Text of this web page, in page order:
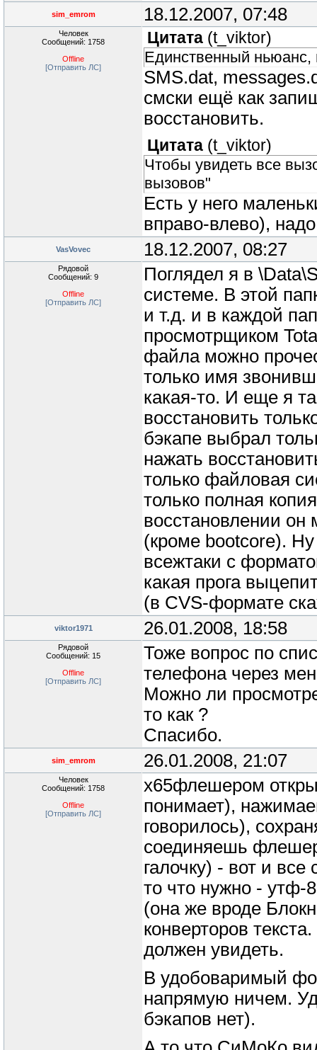
sim_emrom 18.12.2007, 07:48
Человек
Сообщений: 1758
Offline
[Отправить ЛС]
Цитата (t_viktor)
Единственный ньюанс,
SMS.dat,
смски ещё как
восстановить.
Цитата (t_viktor)
Чтобы увидеть все
вызовов"
Есть у него
вправо-влево),
VasVovec 18.12.2007, 08:27
Рядовой
Сообщений: 9
Offline
[Отправить ЛС]
Поглядел я в
системе. В этой
и т.д. и в каждой
просмотрщиком
файла можно
только имя
какая-то. И еще я
восстановить
бэкапе выбрал
нажать
только файловая
только полная
восстановлении
(кроме bootcore).
всежтаки с
какая прога
(в CVS-формате
viktor1971 26.01.2008, 18:58
Рядовой
Сообщений: 15
Offline
[Отправить ЛС]
Тоже вопрос по
телефона через
Можно ли
то как ?
Спасибо.
sim_emrom 26.01.2008, 21:07
Человек
Сообщений: 1758
Offline
[Отправить ЛС]
x65флешером
понимает),
говорилось),
соединяешь
галочку) - вот и
то что нужно - утф-
(она же вроде
конверторов
должен увидеть.
В удобоваримый
напрямую ничем.
бэкапов нет).